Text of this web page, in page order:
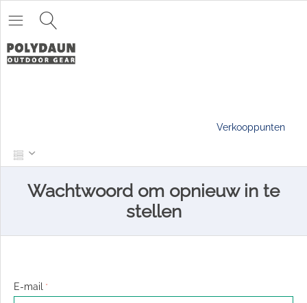
Verkooppunten
Wachtwoord om opnieuw in te
stellen
E-mail